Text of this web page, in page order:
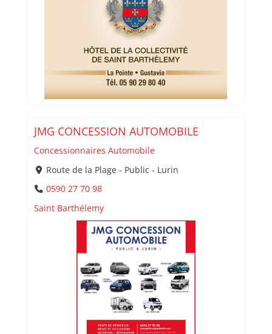
JMG CONCESSION AUTOMOBILE
Concessionnaires Automobile
Route de la Plage - Public - Lurin
0590 27 70 98
Saint Barthélemy